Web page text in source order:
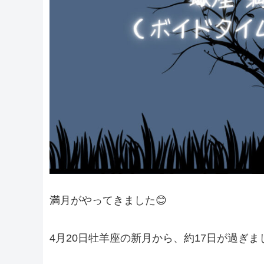
満月がやってきました😊
4月20日牡羊座の新月から、約17日が過ぎま